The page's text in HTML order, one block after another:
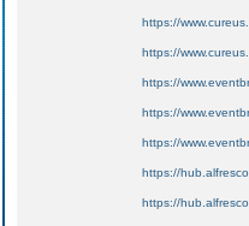
https://
https://
https://
https://
https://
https://
https://